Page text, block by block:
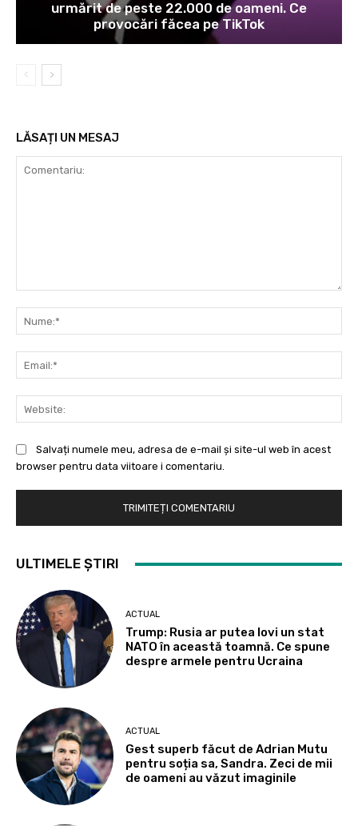
urmărit de peste 22.000 de oameni. Ce
provocări făcea pe TikTok
LĂSAȚI UN MESAJ
Salvați numele meu, adresa de e-mail și site-ul web în acest
browser pentru data viitoare i comentariu.
ULTIMELE ȘTIRI
ACTUAL
Trump: Rusia ar putea lovi un stat
NATO în această toamnă. Ce spune
despre armele pentru Ucraina
ACTUAL
Gest superb făcut de Adrian Mutu
pentru soția sa, Sandra. Zeci de mii
de oameni au văzut imaginile